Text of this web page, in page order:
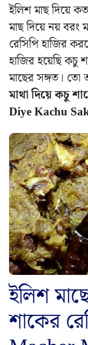
ইলিশ মাছ দিয়ে
মাছ দিয়ে নয় বরং
রেসিপি হাজির
হাজির হয়েছি কচু
মাছের সঙ্গত।
মাথা দিয়ে কচু
Diye Kachu
ইলিশ
শাকের